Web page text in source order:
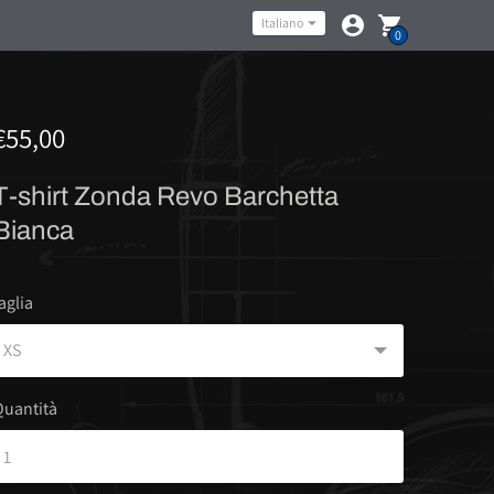
Lingua
Italiano
0
shirt Zonda Revo Barchetta